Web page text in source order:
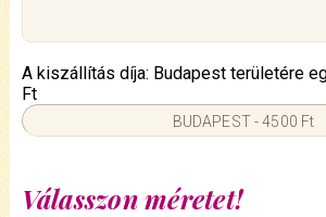
Válasszon méretet!
A kiszállítás díja: Budapest területére
Ft
BUDAPEST - 4500 Ft